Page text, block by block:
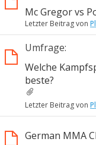
Mc Gregor vs
Letzter Beitrag von
Umfrage:
Welche
beste?
Letzter Beitrag von
German MMA